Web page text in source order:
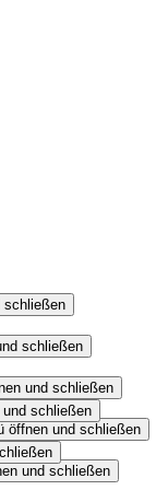
schließen
schließen
und schließen
öffnen und schließen
und schließen
und schließen